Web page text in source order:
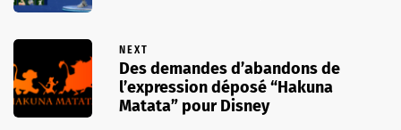
NEXT
Des demandes d’abandons de
l’expression déposé “Hakuna
Matata” pour Disney